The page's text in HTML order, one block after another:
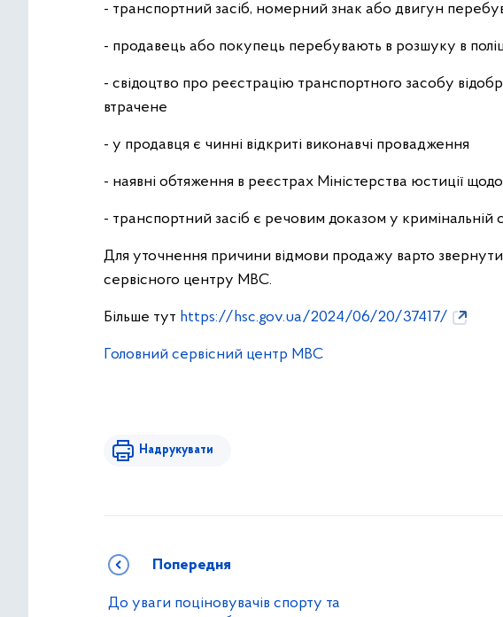
- транспортний засіб, номерний знак або двигун
- продавець або покупець перебувають в розшуку в
- свідоцтво про реєстрацію транспортного засобу
втрачене
- у продавця є чинні відкриті виконавчі провадження
- наявні обтяження в реєстрах Міністерства юстиції
- транспортний засіб є речовим доказом у кримінальній
Для уточнення причини відмови продажу варто
сервісного центру МВС.
Більше тут https://hsc.gov.ua/2024/06/20/37417/
Головний сервісний центр МВС
Надрукувати
Попередня
До уваги поціновувачів спорту та